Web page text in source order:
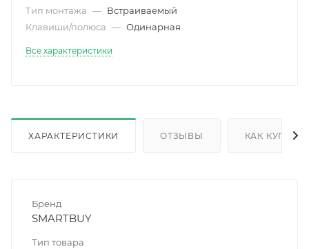
Тип монтажа — Встраиваемый
Клавиши/полюса — Одинарная
Все характеристики
ХАРАКТЕРИСТИКИ ОТЗЫВЫ КАК КУПИТЬ
Бренд
SMARTBUY
Тип товара